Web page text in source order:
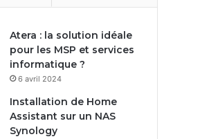
Atera : la solution idéale
pour les MSP et services
informatique ?
6 avril 2024
Installation de Home
Assistant sur un NAS
Synology